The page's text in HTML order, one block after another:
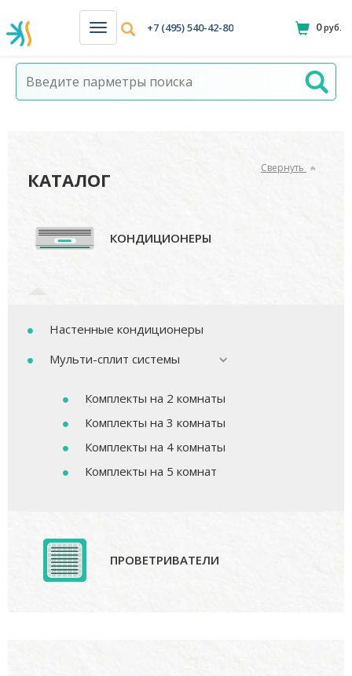
Н
а
в
и
+7 (495) 540-42-80 0руб.
КАТАЛОГ
Свернуть
КОНДИЦИОНЕРЫ
Настенные кондиционеры
Мульти-сплит системы
Комплекты на 2 комнаты
Комплекты на 3 комнаты
Комплекты на 4 комнаты
Комплекты на 5 комнат
ПРОВЕТРИВАТЕЛИ